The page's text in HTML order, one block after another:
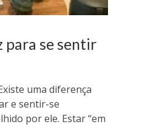
para se sentir
uma diferença
e sentir-se
por ele. Estar “em